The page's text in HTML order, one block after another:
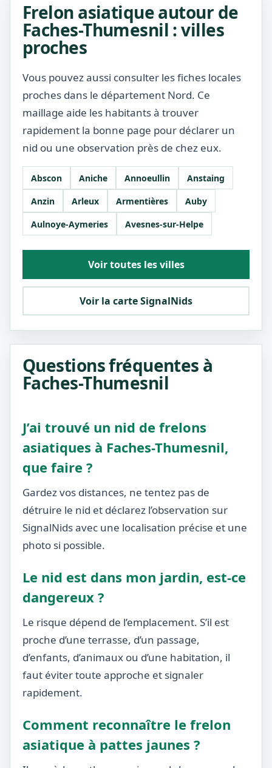
Frelon asiatique autour de
Faches-Thumesnil : villes
proches
Vous pouvez aussi consulter les fiches locales
proches dans le département Nord. Ce
maillage aide les habitants à trouver
rapidement la bonne page pour déclarer un
nid ou une observation près de chez eux.
Abscon Aniche Annoeullin
Anstaing
Anzin
Arleux Armentières
Auby
Aulnoye-Aymeries
Avesnes-sur-Helpe
Voir toutes les villes
Voir la carte SignalNids
Questions fréquentes à
Faches-Thumesnil
J’ai trouvé un nid de frelons
asiatiques à Faches-Thumesnil,
que faire ?
Gardez vos distances, ne tentez pas de
détruire le nid et déclarez l’observation sur
SignalNids avec une localisation précise et une
photo si possible.
Le nid est dans mon jardin, est-ce
dangereux ?
Le risque dépend de l’emplacement. S’il est
proche d’une terrasse, d’un passage,
d’enfants, d’animaux ou d’une habitation, il
faut éviter toute approche et signaler
rapidement.
Comment reconnaître le frelon
asiatique à pattes jaunes ?